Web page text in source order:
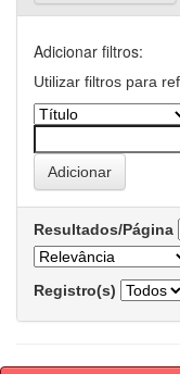
Adicionar filtros:
Utilizar filtros para
Resultados/Página
Registro(s)